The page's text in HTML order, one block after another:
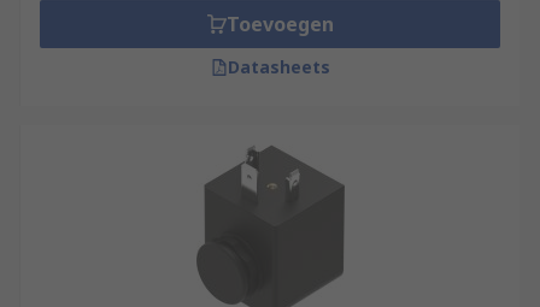
Toevoegen
Datasheets